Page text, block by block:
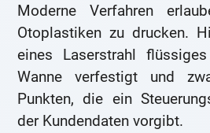
Moderne Verfahren
Otoplastiken zu drucken.
eines Laserstrahl
Wanne verfestigt und
Punkten, die ein
der Kundendaten vorgibt.